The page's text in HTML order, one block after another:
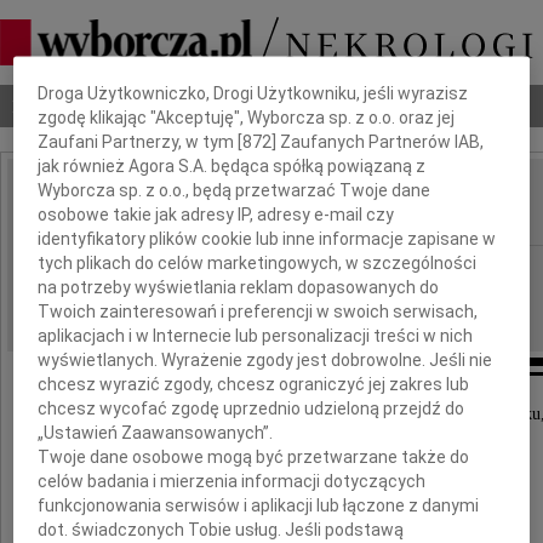
Nekrologi Odeszli Poradnik pogrzebowy
IMIĘ I NAZWISKO: Jacek Jakub Karwatka
REGION: cała Polska
DATA EMISJI: 05.06.2026
Z głębokim żalem zawiadamiamy, że w dniu 23 maja 2026
zmarł nasz Syn, Brat i Przyjaciel
doktor inżynier
Dbamy o Twoją prywatność
Droga Użytkowniczko, Drogi Użytkowniku, jeśli wyrazisz
zgodę klikając "Akceptuję", Wyborcza sp. z o.o. oraz jej
Zaufani Partnerzy, w tym [872 ] Zaufanych Partnerów IAB,
jak również Agora S.A. będąca spółką powiązaną z
Wyborcza sp. z o.o., będą przetwarzać Twoje dane
osobowe takie jak adresy IP, adresy e-mail czy
identyfikatory plików cookie lub inne informacje zapisane w
tych plikach do celów marketingowych, w szczególności
na potrzeby wyświetlania reklam dopasowanych do
Twoich zainteresowań i preferencji w swoich serwisach,
aplikacjach i w Internecie lub personalizacji treści w nich
wyświetlanych. Wyrażenie zgody jest dobrowolne. Jeśli nie
chcesz wyrazić zgody, chcesz ograniczyć jej zakres lub
chcesz wycofać zgodę uprzednio udzieloną przejdź do
„Ustawień Zaawansowanych”.
Twoje dane osobowe mogą być przetwarzane także do
celów badania i mierzenia informacji dotyczących
funkcjonowania serwisów i aplikacji lub łączone z danymi
dot. świadczonych Tobie usług. Jeśli podstawą